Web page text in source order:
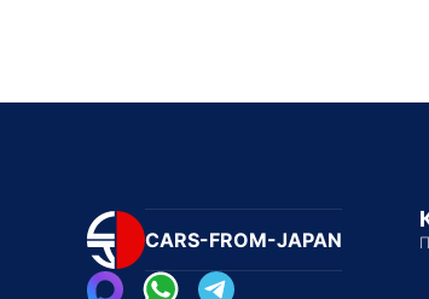
CARS-FROM-JAPAN